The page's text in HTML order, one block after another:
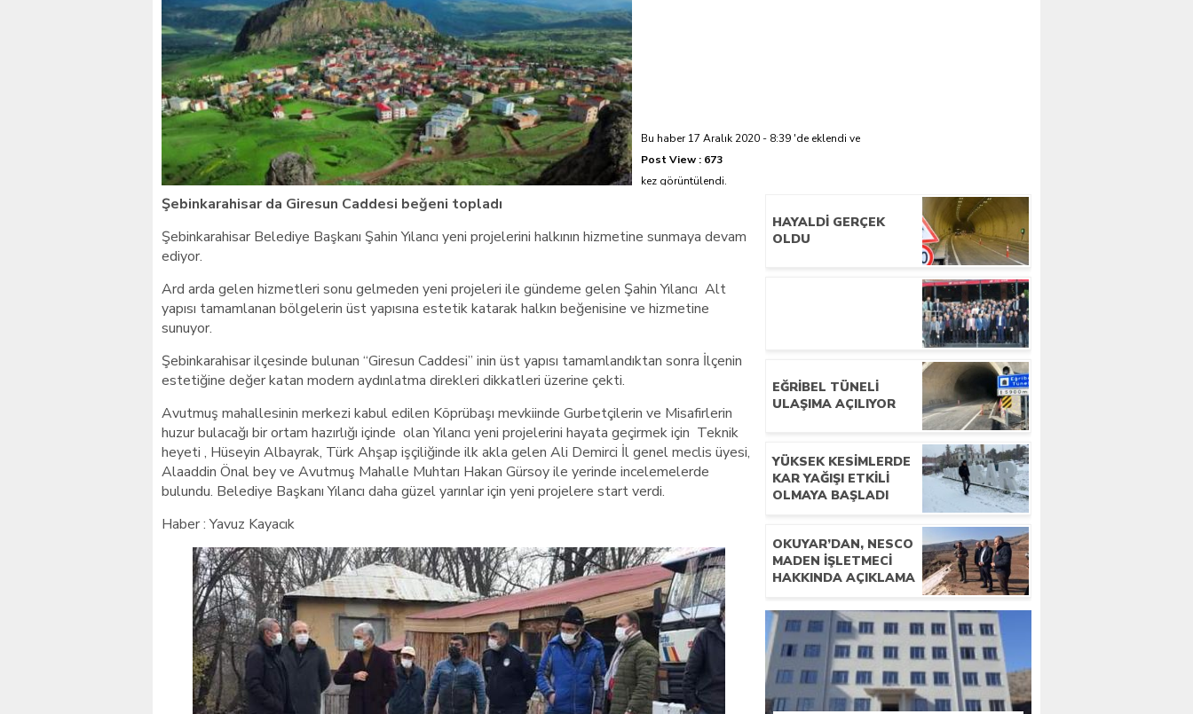
Giresunlu sürücü Orhangazi’de hayatını kaybetti
Bu haber 17 Aralık 2020 - 8:39 'de eklendi ve
Post View : 673
kez görüntülendi.
Şebinkarahisar da Giresun Caddesi beğeni topladı
Şebinkarahisar Belediye Başkanı Şahin Yılancı yeni projelerini halkının hizmetine sunmaya devam
ediyor.
Ard arda gelen hizmetleri sonu gelmeden yeni projeleri ile gündeme gelen Şahin Yılancı Alt
yapısı tamamlanan bölgelerin üst yapısına estetik katarak halkın beğenisine ve hizmetine
sunuyor.
Şebinkarahisar ilçesinde bulunan “Giresun Caddesi” inin üst yapısı tamamlandıktan sonra İlçenin
estetiğine değer katan modern aydınlatma direkleri dikkatleri üzerine çekti.
Avutmuş mahallesinin merkezi kabul edilen Köprübaşı mevkiinde Gurbetçilerin ve Misafirlerin
huzur bulacağı bir ortam hazırlığı içinde olan Yılancı yeni projelerini hayata geçirmek için Teknik
heyeti , Hüseyin Albayrak, Türk Ahşap işçiliğinde ilk akla gelen Ali Demirci İl genel meclis üyesi,
Alaaddin Önal bey ve Avutmuş Mahalle Muhtarı Hakan Gürsoy ile yerinde incelemelerde
bulundu. Belediye Başkanı Yılancı daha güzel yarınlar için yeni projelere start verdi.
Haber : Yavuz Kayacık
HAYALDI GERÇEK
OLDU
ŞEBINKARAHISARLILAR
İSTANBUL’DA BIR ARAYA
GELDI
EĞRIBEL TÜNELI
ULAŞIMA AÇILIYOR
YÜKSEK KESIMLERDE
KAR YAĞIŞI ETKILI
OLMAYA BAŞLADI
OKUYAR’DAN, NESCO
MADEN İŞLETMECI
HAKKINDA AÇIKLAMA